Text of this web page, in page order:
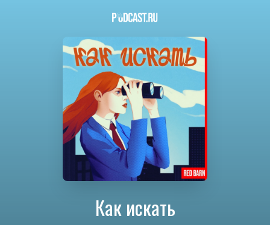
Как искать